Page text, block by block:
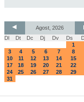
Agost, 2026
Dl
Dt Dc Dj Dv Ds
1
3
4 5 6 7 8
10
11 12 13 14 15
17
18 19 20 21 22
24
25 26 27 28 29
31